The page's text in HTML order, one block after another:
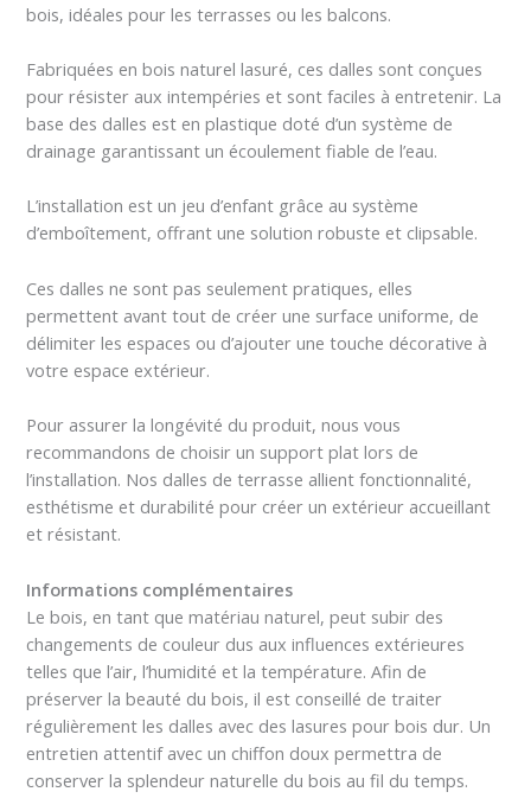
bois, idéales pour les terrasses ou les balcons.
Fabriquées en bois naturel lasuré, ces dalles sont conçues
pour résister aux intempéries et sont faciles à entretenir. La
base des dalles est en plastique doté d’un système de
drainage garantissant un écoulement fiable de l’eau.
L’installation est un jeu d’enfant grâce au système
d’emboîtement, offrant une solution robuste et clipsable.
Ces dalles ne sont pas seulement pratiques, elles
permettent avant tout de créer une surface uniforme, de
délimiter les espaces ou d’ajouter une touche décorative à
votre espace extérieur.
Pour assurer la longévité du produit, nous vous
recommandons de choisir un support plat lors de
l’installation. Nos dalles de terrasse allient fonctionnalité,
esthétisme et durabilité pour créer un extérieur accueillant
et résistant.
Informations complémentaires
Le bois, en tant que matériau naturel, peut subir des
changements de couleur dus aux influences extérieures
telles que l’air, l’humidité et la température. Afin de
préserver la beauté du bois, il est conseillé de traiter
régulièrement les dalles avec des lasures pour bois dur. Un
entretien attentif avec un chiffon doux permettra de
conserver la splendeur naturelle du bois au fil du temps.